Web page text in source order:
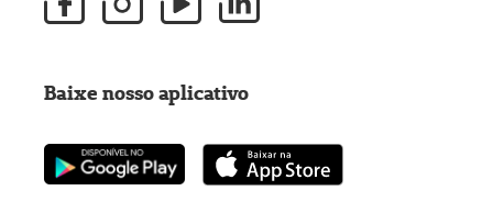
Baixe nosso aplicativo